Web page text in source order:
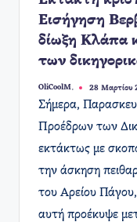
Εισήγηση
δίωξη Κλάπα
των
Συγγραφέας:
OliCoolM. 28 Μαρτίου
​Σήμερα,
Προέδρων των
εκτάκτως με
την άσκηση
του Αρείου
αυτή προέκυψε